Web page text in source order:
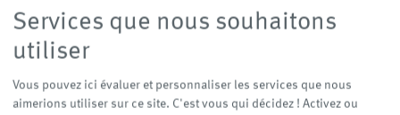
Schéma
Services que nous souhaitons
utiliser
Vous pouvez ici évaluer et personnaliser les services que nous
aimerions utiliser sur ce site. C'est vous qui décidez ! Activez ou